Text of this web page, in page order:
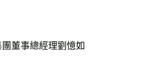
董事總經理劉憶如